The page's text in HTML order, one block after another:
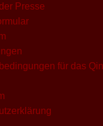
Presse
für das